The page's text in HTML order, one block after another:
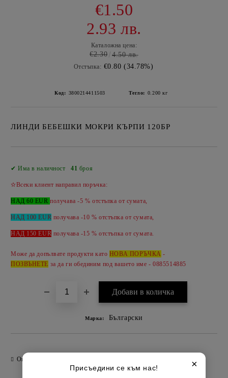
€1.50
2.93 лв.
Каталожна цена:
€2.30 4.50 лв.
Отстъпка: €0.80 (34.78%)
Код: 3800214411503 Тегло: 0.200 кг
ЛИНДИ БЕБЕШКИ МОКРИ КЪРПИ 120БР
✔ Има в наличност41 броя
✫Всеки клиент направил поръчка:
НАД 60 EURполучава -5 % отстъпка от сумата,
НАД 100 EUR получава -10 % отстъпка от сумата,
НАД 150 EUR получава -15 %отстъпка от сумата.
Може да допълвате продукти като НОВА ПОРЪЧКА -
ПОЗВЪНЕТЕ за да ги обединим под вашето име - 0885514885
Марка: Български
Оцени продукта ×
Присъедини се към нас!